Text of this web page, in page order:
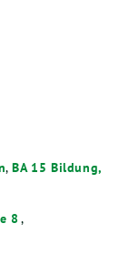
,BA 15 Bildung,
8 ,